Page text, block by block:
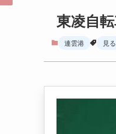
東凌自
連雲港 見る